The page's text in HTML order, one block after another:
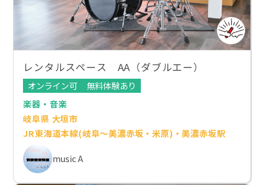
レンタルスペース AA（ダブルエー）
オンライン可
無料体験あり
楽器・音楽
岐阜県 大垣市
JR東海道本線(岐阜～美濃赤坂・米原)・美濃赤坂駅
music A